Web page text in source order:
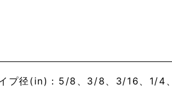
イプ径(in)：5/8、3/8、3/16、1/4